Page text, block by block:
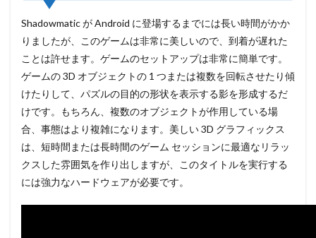
Shadowmatic が Android に登場するまでには長い時間がかか
りましたが、このゲームは非常に美しいので、到着が遅れた
ことは許せます。ゲームのセットアップは非常に簡単です。
ゲームの 3D オブジェクトの 1 つまたは複数を回転させたり傾
けたりして、パズルの目的の形状を表示する影を形成するだ
けです。もちろん、複数のオブジェクトが作用している場
合、事態はより複雑になります。美しい 3D グラフィックス
は、短時間または長時間のゲーム セッションに最適なリラッ
クスした雰囲気を作り出しますが、このタイトルを実行する
には強力なハードウェアが必要です。